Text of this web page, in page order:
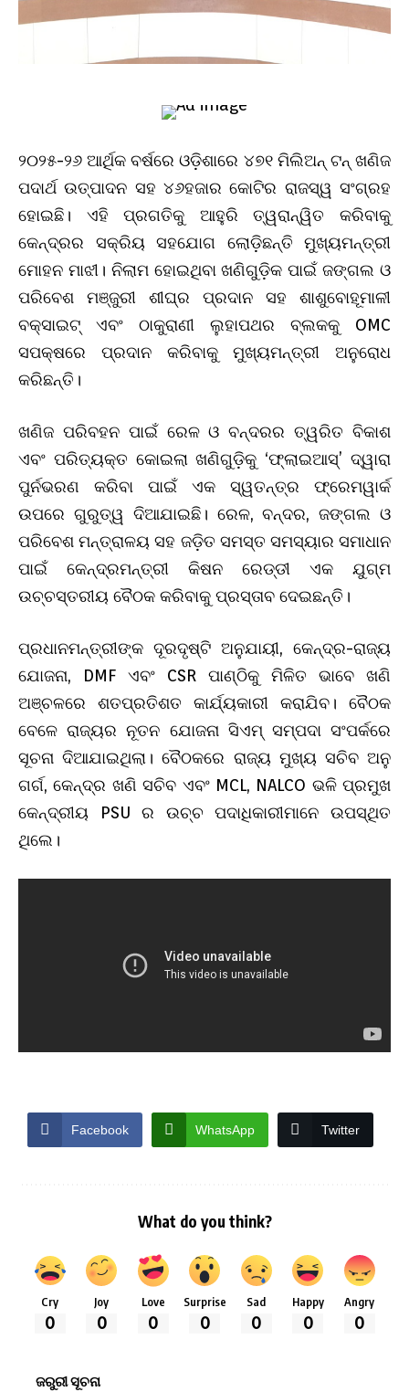
୨୦୨୫-୨୬ ଆର୍ଥିକ ବର୍ଷରେ ଓଡ଼ିଶାରେ ୪୭୧ ମିଲିଅନ୍ ଟନ୍ ଖଣିଜ
ପଦାର୍ଥ ଉତ୍ପାଦନ ସହ ୪୬ହଜାର କୋଟିର ରାଜସ୍ୱ ସଂଗ୍ରହ
ହୋଇଛି। ଏହି ପ୍ରଗତିକୁ ଆହୁରି ତ୍ୱରାନ୍ୱିତ କରିବାକୁ
କେନ୍ଦ୍ରର ସକ୍ରିୟ ସହଯୋଗ ଲୋଡ଼ିଛନ୍ତି ମୁଖ୍ୟମନ୍ତ୍ରୀ
ମୋହନ ମାଝୀ। ନିଲାମ ହୋଇଥିବା ଖଣିଗୁଡ଼ିକ ପାଇଁ ଜଙ୍ଗଲ ଓ
ପରିବେଶ ମଞ୍ଜୁରୀ ଶୀଘ୍ର ପ୍ରଦାନ ସହ ଶାଶୁବୋହୂମାଳୀ
ବକ୍ସାଇଟ୍ ଏବଂ ଠାକୁରାଣୀ ଲୁହାପଥର ବ୍ଲକକୁ OMC
ସପକ୍ଷରେ ପ୍ରଦାନ କରିବାକୁ ମୁଖ୍ୟମନ୍ତ୍ରୀ ଅନୁରୋଧ
କରିଛନ୍ତି।
ଖଣିଜ ପରିବହନ ପାଇଁ ରେଳ ଓ ବନ୍ଦରର ତ୍ୱରିତ ବିକାଶ
ଏବଂ ପରିତ୍ୟକ୍ତ କୋଇଲା ଖଣିଗୁଡ଼ିକୁ ‘ଫ୍ଲାଇଆସ୍’ ଦ୍ୱାରା
ପୁର୍ନଭରଣ କରିବା ପାଇଁ ଏକ ସ୍ୱତନ୍ତ୍ର ଫ୍ରେମୱାର୍କ
ଉପରେ ଗୁରୁତ୍ୱ ଦିଆଯାଇଛି। ରେଳ, ବନ୍ଦର, ଜଙ୍ଗଲ ଓ
ପରିବେଶ ମନ୍ତ୍ରାଳୟ ସହ ଜଡ଼ିତ ସମସ୍ତ ସମସ୍ୟାର ସମାଧାନ
ପାଇଁ କେନ୍ଦ୍ରମନ୍ତ୍ରୀ କିଷନ ରେଡ୍ଡୀ ଏକ ଯୁଗ୍ମ
ଉଚ୍ଚସ୍ତରୀୟ ବୈଠକ କରିବାକୁ ପ୍ରସ୍ତାବ ଦେଇଛନ୍ତି।
ପ୍ରଧାନମନ୍ତ୍ରୀଙ୍କ ଦୂରଦୃଷ୍ଟି ଅନୁଯାୟୀ, କେନ୍ଦ୍ର-ରାଜ୍ୟ
ଯୋଜନା, DMF ଏବଂ CSR ପାଣ୍ଠିକୁ ମିଳିତ ଭାବେ ଖଣି
ଅଞ୍ଚଳରେ ଶତପ୍ରତିଶତ କାର୍ଯ୍ୟକାରୀ କରାଯିବ। ବୈଠକ
ବେଳେ ରାଜ୍ୟର ନୂତନ ଯୋଜନା ସିଏମ୍ ସମ୍ପଦା ସଂପର୍କରେ
ସୂଚନା ଦିଆଯାଇଥିଲା। ବୈଠକରେ ରାଜ୍ୟ ମୁଖ୍ୟ ସଚିବ ଅନୁ
ଗର୍ଗ, କେନ୍ଦ୍ର ଖଣି ସଚିବ ଏବଂ MCL, NALCO ଭଳି ପ୍ରମୁଖ
କେନ୍ଦ୍ରୀୟ PSU ର ଉଚ୍ଚ ପଦାଧିକାରୀମାନେ ଉପସ୍ଥିତ
ଥିଲେ।
Facebook WhatsApp Twitter
What do you think?
Cry
0
Joy
0
Love
0
Surprise
0
Sad
0
Happy
0
Angry
0
ଜରୁରୀ ସୂଚନା